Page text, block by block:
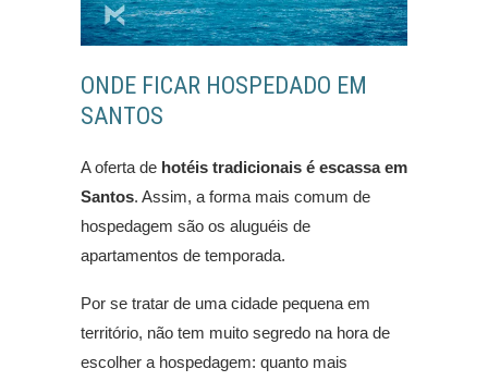
ONDE FICAR HOSPEDADO EM
SANTOS
A oferta de hotéis tradicionais é escassa em
Santos. Assim, a forma mais comum de
hospedagem são os aluguéis de
apartamentos de temporada.
Por se tratar de uma cidade pequena em
território, não tem muito segredo na hora de
escolher a hospedagem: quanto mais